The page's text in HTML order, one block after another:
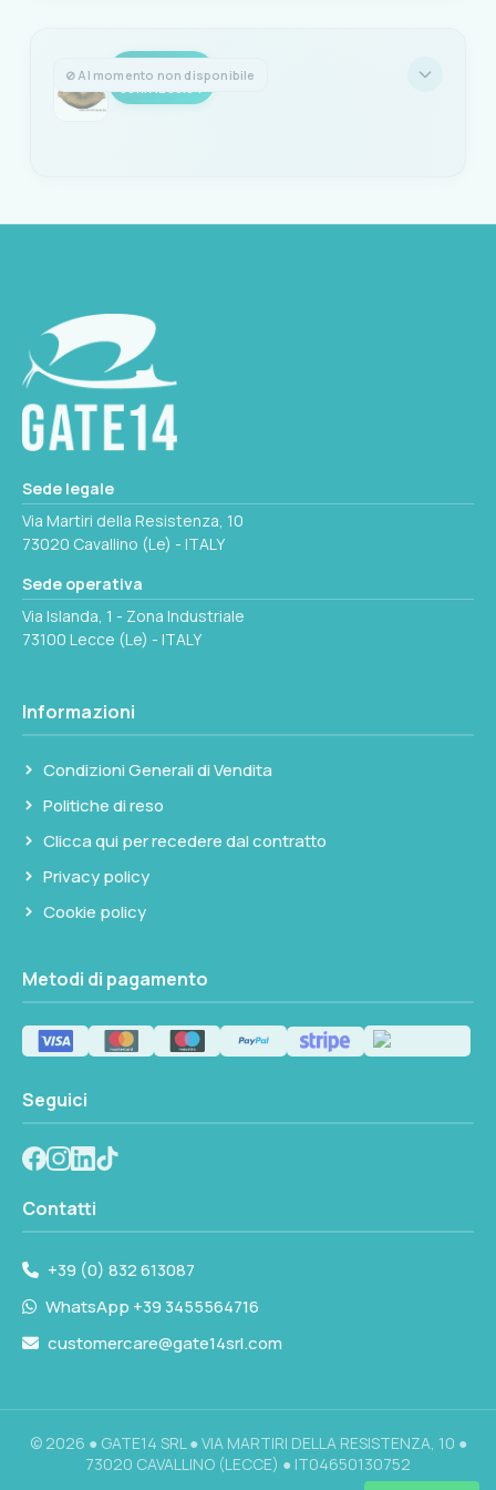
FILETTO
3/4 x 1"
001.17.230.04
⊘ Al momento non disponibile
Sede legale
Via Martiri della Resistenza, 10
73020 Cavallino (Le) - ITALY
Sede operativa
Via Islanda, 1 - Zona Industriale
73100 Lecce (Le) - ITALY
Informazioni
Condizioni Generali di Vendita
Politiche di reso
Clicca qui per recedere dal contratto
Privacy policy
Cookie policy
Metodi di pagamento
Seguici
Contatti
+39 (0) 832 613087
WhatsApp +39 3455564716
customercare@gate14srl.com
© 2026 ● GATE14 SRL ● VIA MARTIRI DELLA RESISTENZA, 10 ●
73020 CAVALLINO (LECCE) ● IT04650130752